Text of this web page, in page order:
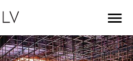
menu